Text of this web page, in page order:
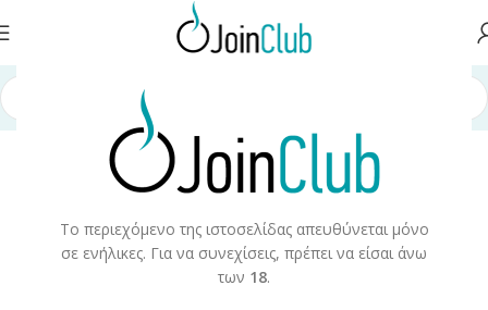
Το περιεχόμενο της ιστοσελίδας απευθύνεται μόνο
σε ενήλικες. Για να συνεχίσεις, πρέπει να είσαι άνω
των 18.
σελίδα Υγρά Αναπλήρωσης